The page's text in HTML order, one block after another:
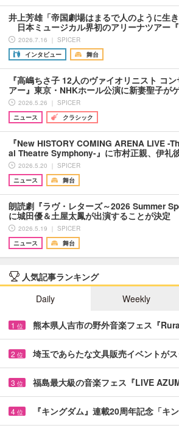
井上芳雄「帝国劇場はまるで人のように生き
日本ミュージカル界初のアリーナツアー
2026.7.16 ｜ SPICER
インタビュー
舞台
『高嶋ちさ子 12人のヴァイオリニスト コ
アー』東京・NHKホール公演に新妻聖子が
2026.5.26 ｜ SPICER
ニュース
クラシック
『New HISTORY COMING ARENA LIVE -
al Theatre Symphony-』に市村正親、伊礼
2026.5.20 ｜ SPICER
ニュース
舞台
朗読劇『ラヴ・レターズ～2026 Summer
に城田優＆土屋太鳳が出演することが決定
2026.5.19 ｜ SPICER
ニュース
舞台
人気記事ランキング
Daily
Weekly
1 位 熊本県人吉市の野外音楽フェス『
2 位 埼玉であらたな文具販売イベント
3 位 福島最大級の音楽フェス『LIVE
4 位 『キングダム』連載20周年記念「キ